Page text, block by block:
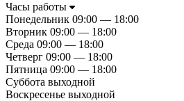
Часы работы
Понедельник 09:00 — 18:00
Вторник 09:00 — 18:00
Среда 09:00 — 18:00
Четверг 09:00 — 18:00
Пятница 09:00 — 18:00
Суббота выходной
Воскресенье выходной